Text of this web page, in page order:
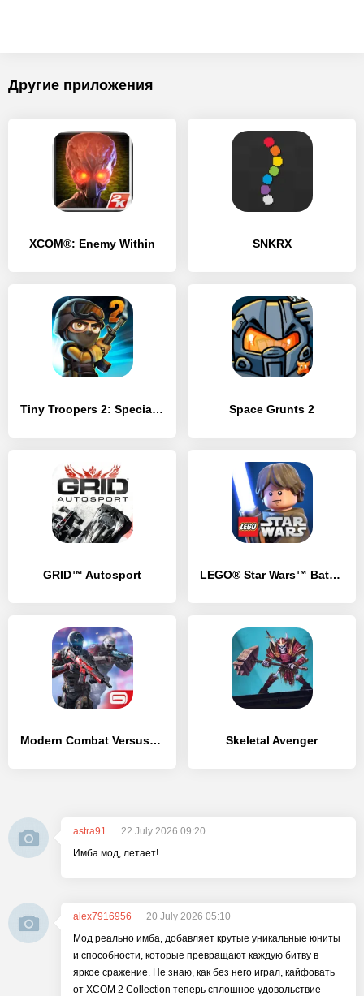
Другие приложения
XCOM®: Enemy Within SNKRX
Tiny Troopers 2: Special Ops Space Grunts 2
GRID™ Autosport LEGO® Star Wars™ Battles: PVP
Modern Combat Versus: игра FPS Skeletal Avenger
astra91
22 July 2026 09:20
Имба мод, летает!
alex7916956
20 July 2026 05:10
Мод реально имба, добавляет крутые уникальные юниты
и способности, которые превращают каждую битву в
яркое сражение. Не знаю, как без него играл, кайфовать
от XCOM 2 Collection теперь сплошное удовольствие –